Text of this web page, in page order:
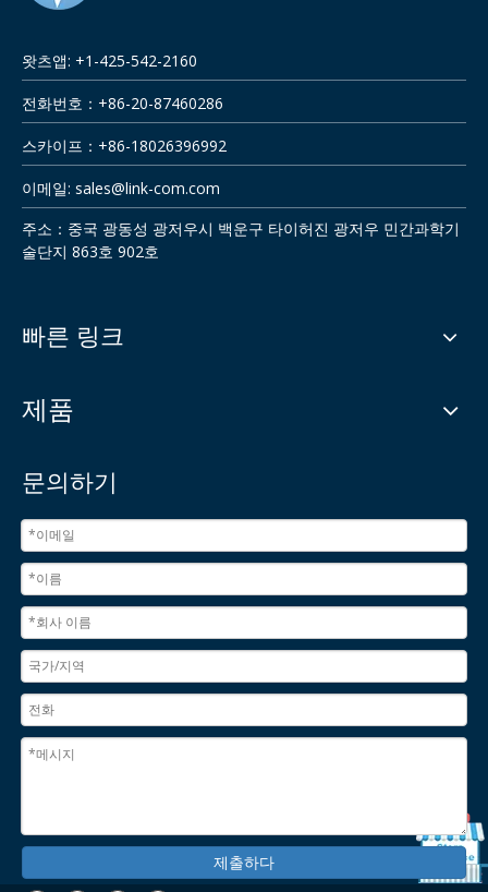
왓츠앱: +1-425-542-2160
전화번호：+86-20-87460286
스카이프：+86-18026396992
이메일: sales@link-com.com
주소：중국 광동성 광저우시 백운구 타이허진 광저우 민간과학기
술단지 863호 902호
빠른 링크
제품
문의하기
제출하다